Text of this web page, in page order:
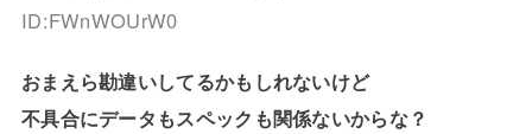
ID:FWnWOUrW0
おまえら勘違いしてるかもしれないけど
不具合にデータもスペックも関係ないからな？